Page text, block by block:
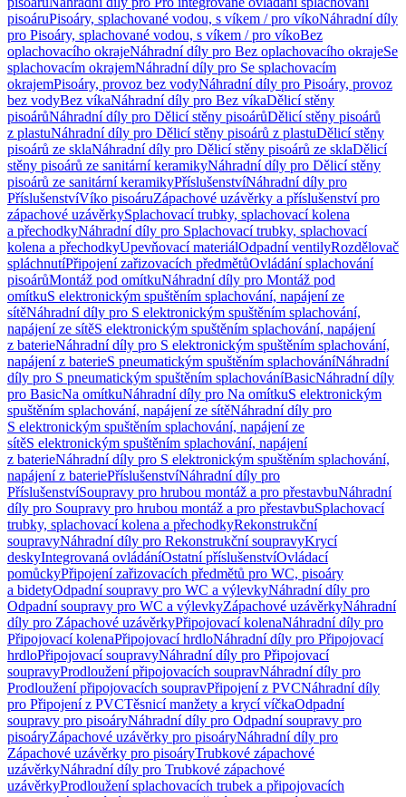
pisoáruPisoáry, splachované vodou, s víkem / pro víkoNáhradní díly
pro Pisoáry, splachované vodou, s víkem / pro víkoBez
oplachovacího okrajeNáhradní díly pro Bez oplachovacího okrajeSe
splachovacím okrajemNáhradní díly pro Se splachovacím
okrajemPisoáry, provoz bez vodyNáhradní díly pro Pisoáry, provoz
bez vodyBez víkaNáhradní díly pro Bez víkaDělicí stěny
pisoárůNáhradní díly pro Dělicí stěny pisoárůDělicí stěny pisoárů
z plastuNáhradní díly pro Dělicí stěny pisoárů z plastuDělicí stěny
pisoárů ze sklaNáhradní díly pro Dělicí stěny pisoárů ze sklaDělicí
stěny pisoárů ze sanitární keramikyNáhradní díly pro Dělicí stěny
pisoárů ze sanitární keramikyPříslušenstvíNáhradní díly pro
PříslušenstvíVíko pisoáruZápachové uzávěrky a příslušenství pro
zápachové uzávěrkySplachovací trubky, splachovací kolena
a přechodkyNáhradní díly pro Splachovací trubky, splachovací
kolena a přechodkyUpevňovací materiálOdpadní ventilyRozdělovač
spláchnutíPřipojení zařizovacích předmětůOvládání splachování
pisoárůMontáž pod omítkuNáhradní díly pro Montáž pod
omítkuS elektronickým spuštěním splachování, napájení ze
sítěNáhradní díly pro S elektronickým spuštěním splachování,
napájení ze sítěS elektronickým spuštěním splachování, napájení
z baterieNáhradní díly pro S elektronickým spuštěním splachování,
napájení z baterieS pneumatickým spuštěním splachováníNáhradní
díly pro S pneumatickým spuštěním splachováníBasicNáhradní díly
pro BasicNa omítkuNáhradní díly pro Na omítkuS elektronickým
spuštěním splachování, napájení ze sítěNáhradní díly pro
S elektronickým spuštěním splachování, napájení ze
sítěS elektronickým spuštěním splachování, napájení
z baterieNáhradní díly pro S elektronickým spuštěním splachování,
napájení z bateriePříslušenstvíNáhradní díly pro
PříslušenstvíSoupravy pro hrubou montáž a pro přestavbuNáhradní
díly pro Soupravy pro hrubou montáž a pro přestavbuSplachovací
trubky, splachovací kolena a přechodkyRekonstrukční
soupravyNáhradní díly pro Rekonstrukční soupravyKrycí
deskyIntegrovaná ovládáníOstatní příslušenstvíOvládací
pomůckyPřipojení zařizovacích předmětů pro WC, pisoáry
a bidetyOdpadní soupravy pro WC a výlevkyNáhradní díly pro
Odpadní soupravy pro WC a výlevkyZápachové uzávěrkyNáhradní
díly pro Zápachové uzávěrkyPřipojovací kolenaNáhradní díly pro
Připojovací kolenaPřipojovací hrdloNáhradní díly pro Připojovací
hrdloPřipojovací soupravyNáhradní díly pro Připojovací
soupravyProdloužení připojovacích soupravNáhradní díly pro
Prodloužení připojovacích soupravPřipojení z PVCNáhradní díly
pro Připojení z PVCTěsnicí manžety a krycí víčkaOdpadní
soupravy pro pisoáryNáhradní díly pro Odpadní soupravy pro
pisoáryZápachové uzávěrky pro pisoáryNáhradní díly pro
Zápachové uzávěrky pro pisoáryTrubkové zápachové
uzávěrkyNáhradní díly pro Trubkové zápachové
uzávěrkyProdloužení splachovacích trubek a připojovacích